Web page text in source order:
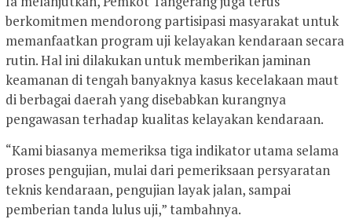
berkomitmen mendorong partisipasi masyarakat untuk
memanfaatkan program uji kelayakan kendaraan secara
rutin. Hal ini dilakukan untuk memberikan jaminan
keamanan di tengah banyaknya kasus kecelakaan maut
di berbagai daerah yang disebabkan kurangnya
pengawasan terhadap kualitas kelayakan kendaraan.
“Kami biasanya memeriksa tiga indikator utama selama
proses pengujian, mulai dari pemeriksaan persyaratan
teknis kendaraan, pengujian layak jalan, sampai
pemberian tanda lulus uji,” tambahnya.